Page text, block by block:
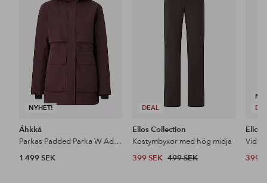
NYHET!
favoriter
Áhkká
Parkas Padded Parka W Adjustable Waist
1 499 SEK
DEAL
Ellos Collection
Kostymbyxor med hög midja
399 SEK 499 SEK
Ellos
399